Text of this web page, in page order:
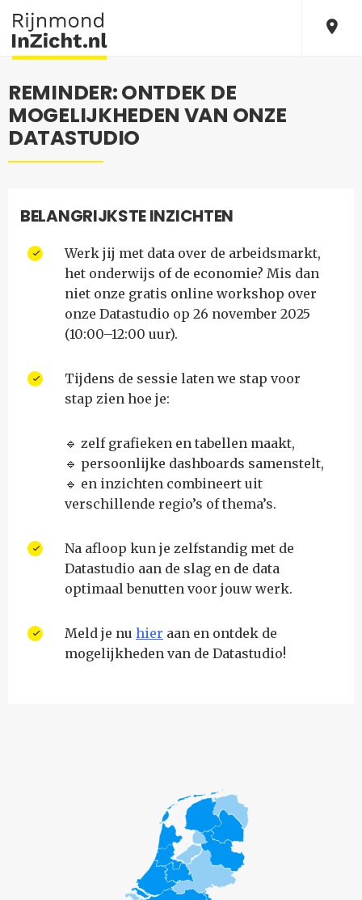
REMINDER: ONTDEK DE
MOGELIJKHEDEN VAN ONZE
DATASTUDIO
BELANGRIJKSTE INZICHTEN
Werk jij met data over de arbeidsmarkt,
het onderwijs of de economie? Mis dan
niet onze gratis online workshop over
onze Datastudio op 26 november 2025
(10:00–12:00 uur).
Tijdens de sessie laten we stap voor
stap zien hoe je:
🔹 zelf grafieken en tabellen maakt,
🔹 persoonlijke dashboards samenstelt,
🔹 en inzichten combineert uit
verschillende regio’s of thema’s.
Na afloop kun je zelfstandig met de
Datastudio aan de slag en de data
optimaal benutten voor jouw werk.
Meld je nu hier aan en ontdek de
mogelijkheden van de Datastudio!